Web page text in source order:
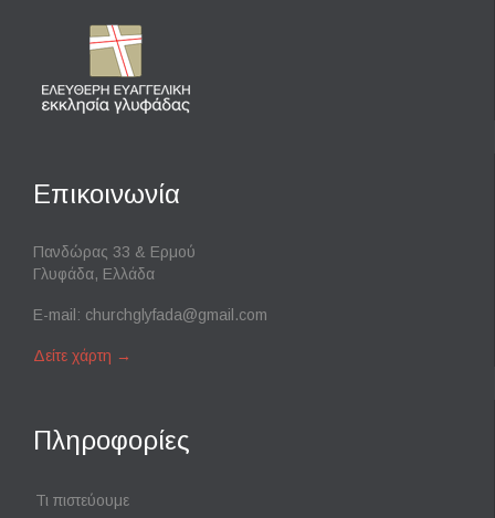
Επικοινωνία
Πανδώρας 33 & Ερμού
Γλυφάδα, Ελλάδα
E-mail: churchglyfada@gmail.com
Δείτε χάρτη →
Πληροφορίες
Τι πιστεύουμε